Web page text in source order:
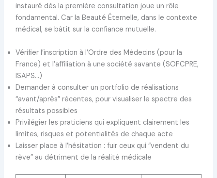
instauré dès la première consultation joue un rôle
fondamental. Car la Beauté Éternelle, dans le contexte
médical, se bâtit sur la confiance mutuelle.
Vérifier l’inscription à l’Ordre des Médecins (pour la
France) et l’affiliation à une société savante (SOFCPRE,
ISAPS…)
Demander à consulter un portfolio de réalisations
“avant/après” récentes, pour visualiser le spectre des
résultats possibles
Privilégier les praticiens qui expliquent clairement les
limites, risques et potentialités de chaque acte
Laisser place à l’hésitation : fuir ceux qui “vendent du
rêve” au détriment de la réalité médicale